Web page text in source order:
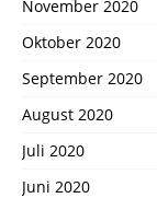
November 2020
Oktober 2020
September 2020
August 2020
Juli 2020
Juni 2020